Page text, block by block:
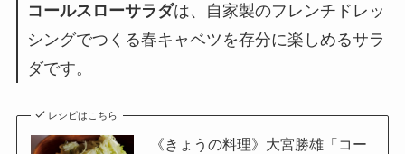
コールスローサラダは、自家製のフレンチドレッ
シングでつくる春キャベツを存分に楽しめるサラ
ダです。
レシピはこちら
《きょうの料理》大宮勝雄「コー